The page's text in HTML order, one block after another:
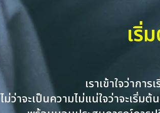
เริ่
เราเข้าใจว่าก
ไม่ว่าจะเป็นความไม่แน่ใจว่าจะเริ่ม